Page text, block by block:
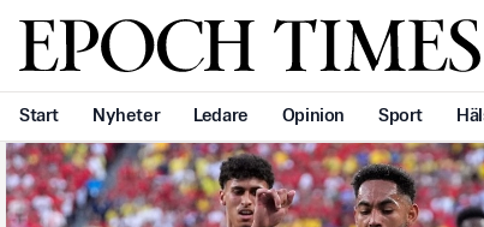
Svenska Epoch Times
Start Nyheter Ledare Opinion Sport